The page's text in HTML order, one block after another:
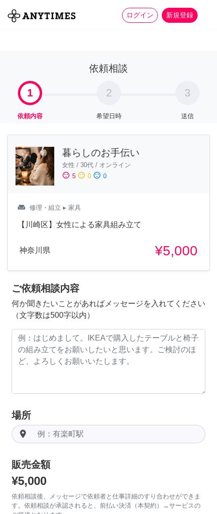
ログイン 新規登録
全て 家事 more_horiz
依頼相談
1
依頼内容
2
希望日時
3
送信
暮らしのお手伝い
女性 / 30代 / オンライン
sentiment_satisfied 5 sentiment_neutral 0 sentiment_dissatisfied 0
weekend 修理・組立 ▸ 家具
【川崎区】女性による家具組み立て
神奈川県 ¥5,000
ご依頼相談内容
何か聞きたいことがあればメッセージを入れてください
（文字数は500字以内）
場所
room
販売金額
¥5,000
依頼相談後、メッセージで依頼者と仕事詳細のすり合わせができま
す。依頼相談が承認されると、前払い決済（本契約）→サービスの